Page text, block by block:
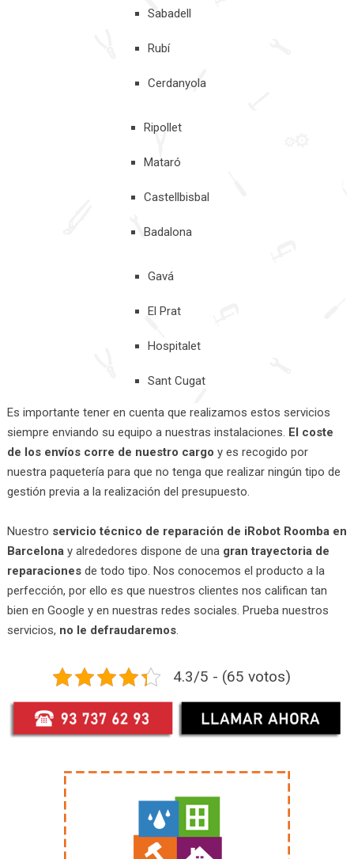
Sabadell
Rubí
Cerdanyola
Ripollet
Mataró
Castellbisbal
Badalona
Gavá
El Prat
Hospitalet
Sant Cugat
Es importante tener en cuenta que realizamos estos servicios
siempre enviando su equipo a nuestras instalaciones. El coste
de los envíos corre de nuestro cargo y es recogido por
nuestra paquetería para que no tenga que realizar ningún tipo de
gestión previa a la realización del presupuesto.
Nuestro servicio técnico de reparación de iRobot Roomba en
Barcelonay alrededores dispone de una gran trayectoria de
reparacionesde todo tipo. Nos conocemos el producto a la
perfección, por ello es que nuestros clientes nos califican tan
bien en Google y en nuestras redes sociales. Prueba nuestros
servicios, no le defraudaremos.
4.3/5 - (65 votos)